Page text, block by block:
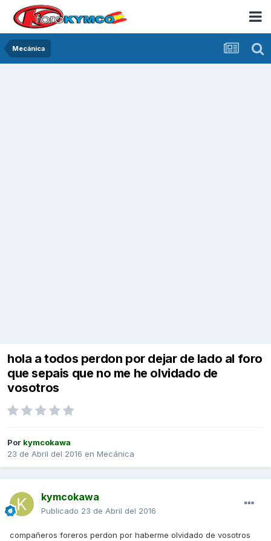
Mecánica
hola a todos perdon por dejar de lado al foro
que sepais que no me he olvidado de
vosotros
Por kymcokawa
23 de Abril del 2016 en Mecánica
kymcokawa
Publicado 23 de Abril del 2016
compañeros foreros perdon por haberme olvidado de vosotros